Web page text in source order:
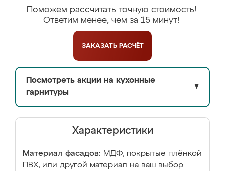
Поможем рассчитать точную стоимость!
Ответим менее, чем за 15 минут!
ЗАКАЗАТЬ РАСЧЁТ
Посмотреть акции на кухонные
гарнитуры
▼
Характеристики
Материал фасадов: МДФ, покрытые плёнкой
ПВХ, или другой материал на ваш выбор